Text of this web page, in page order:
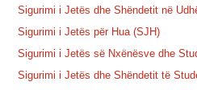
Sigurimi i Jetës dhe Shëndetit në
Sigurimi i Jetës për Hua (SJH)
Sigurimi i Jetës së Nxënësve dhe
Sigurimi i Jetës dhe Shëndetit të